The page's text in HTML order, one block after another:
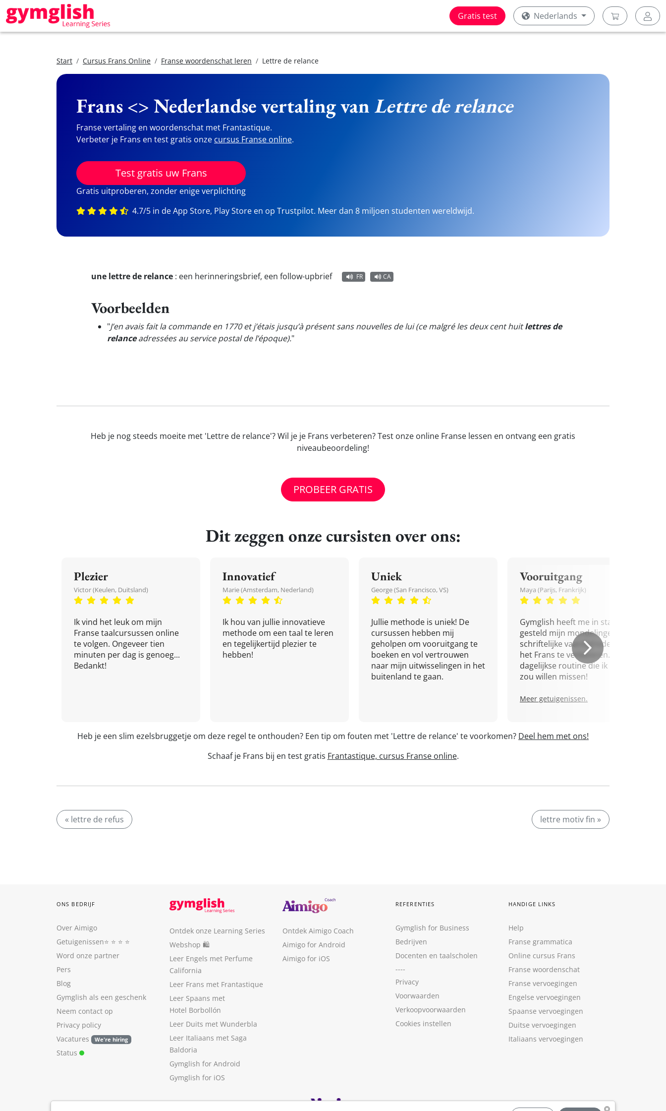
Gratis test Nederlands
Start Cursus Frans Online Franse woordenschat leren Lettre de relance
Frans <> Nederlandse vertaling van Lettre de relance
Franse vertaling en woordenschat met Frantastique.
Verbeter je Frans en test gratis onze cursus Franse online.
Test gratis uw Frans
Gratis uitproberen, zonder enige verplichting
4.7/5 in de App Store, Play Store en op Trustpilot. Meer dan 8 miljoen studenten wereldwijd.
une lettre de relance : een herinneringsbrief, een follow-upbrief FR CA
Voorbeelden
"J’en avais fait la commande en 1770 et j’étais jusqu’à présent sans nouvelles de lui (ce malgré les deux cent huitlettres de
relanceadressées au service postal de l’époque)."
Heb je nog steeds moeite met 'Lettre de relance'? Wil je je Frans verbeteren? Test onze online Franse lessen en ontvang een gratis
niveaubeoordeling!
PROBEER GRATIS
Dit zeggen onze cursisten over ons:
Plezier
Victor (Keulen, Duitsland)
Ik vind het leuk om mijn
Franse taalcursussen online
te volgen. Ongeveer tien
minuten per dag is genoeg...
Bedankt!
Innovatief
Marie (Amsterdam, Nederland)
Ik hou van jullie innovatieve
methode om een taal te leren
en tegelijkertijd plezier te
hebben!
Uniek
George (San Francisco, VS)
Jullie methode is uniek! De
cursussen hebben mij
geholpen om vooruitgang te
boeken en vol vertrouwen
naar mijn uitwisselingen in het
buitenland te gaan.
Vooruitgang
Maya (Parijs, Frankrijk)
Gymglish heeft me in staat
gesteld mijn mondelinge en
schriftelijke vaardigheden in
het Frans te verbeteren. Een
dagelijkse routine die ik niet
zou willen missen!
Meer getuigenissen.
Heb je een slim ezelsbruggetje om deze regel te onthouden? Een tip om fouten met 'Lettre de relance' te voorkomen? Deel hem met ons!
Schaaf je Frans bij en test gratis Frantastique, cursus Franse online.
« lettre de refus lettre motiv fin »
ONS BEDRIJF
Over Aimigo
Getuigenissen⭐️ ⭐️ ⭐️ ⭐️
Word onze partner
Pers
Blog
Gymglish als een geschenk
Neem contact op
Privacy policy
Vacatures
We're hiring
Status
Ontdek onze Learning Series
Webshop 🛍
Leer Engels met Perfume
California
Leer Frans met Frantastique
Leer Spaans met
Hotel Borbollón
Leer Duits met Wunderbla
Leer Italiaans met Saga
Baldoria
Gymglish for Android
Gymglish for iOS
Ontdek Aimigo Coach
Aimigo for Android
Aimigo for iOS
REFERENTIES
Gymglish for Business
Bedrijven
Docenten en taalscholen
----
Privacy
Voorwaarden
Verkoopvoorwaarden
Cookies instellen
HANDIGE LINKS
Help
Franse grammatica
Online cursus Frans
Franse woordenschat
Franse vervoegingen
Engelse vervoegingen
Spaanse vervoegingen
Duitse vervoegingen
Italiaans vervoegingen